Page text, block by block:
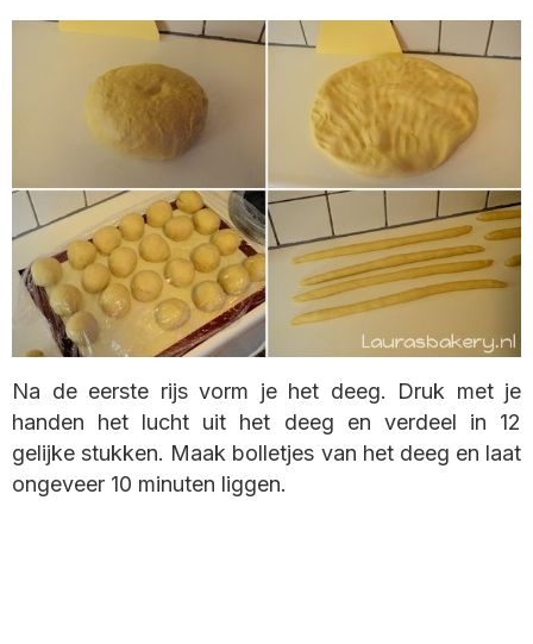
Na de eerste rijs vorm je het deeg. Druk met je
handen het lucht uit het deeg en verdeel in 12
gelijke stukken. Maak bolletjes van het deeg en laat
ongeveer 10 minuten liggen.